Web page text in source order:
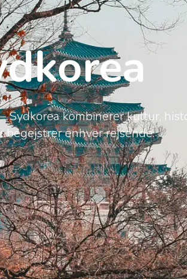
Sydkorea kombinerer kultur,
begejstrer enhver rejsende.